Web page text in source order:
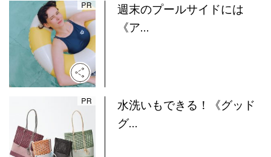
週末のプールサイドには
《ア...
水洗いもできる！《グッド
グ...